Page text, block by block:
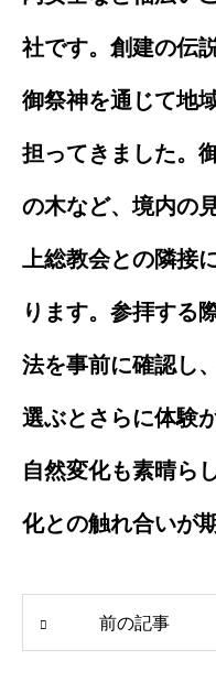
社です。創建の伝
御祭神を通じて地
担ってきました。
の木など、境内の
上総教会との隣接
ります。参拝する
法を事前に確認し
選ぶとさらに体験
自然変化も素晴ら
化との触れ合いが
前の記事